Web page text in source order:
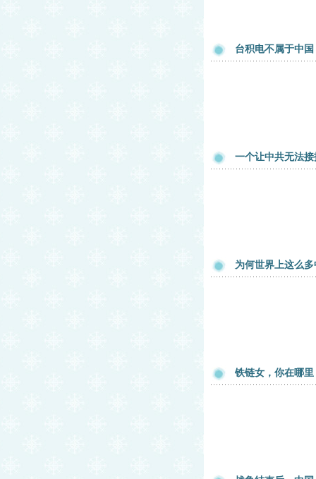
台积电不属于中
一个让中共无法
为何世界上这么
铁链女，你在哪里